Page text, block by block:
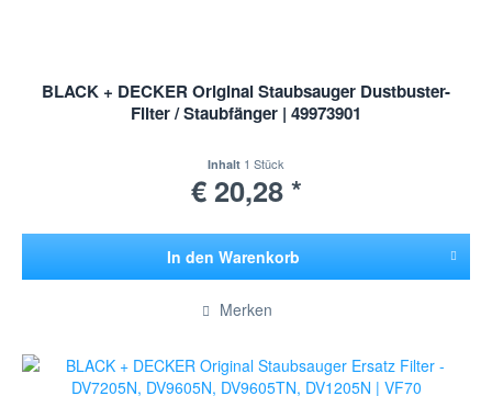
BLACK + DECKER Original Staubsauger Dustbuster-
Filter / Staubfänger | 49973901
Inhalt 1 Stück
€ 20,28 *
In den Warenkorb
Merken